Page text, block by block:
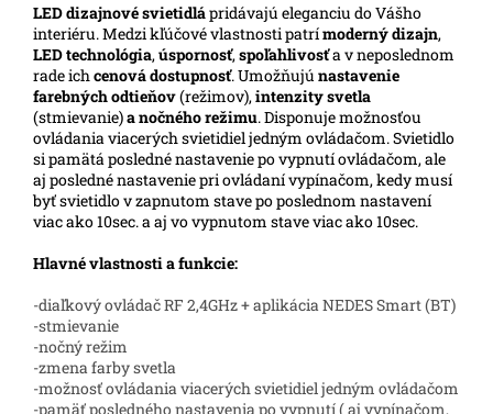
LEDdizajnové svietidlápridávajú eleganciu do Vášho
interiéru. Medzi kľúčové vlastnosti patrímoderný dizajn,
LED technológia,úspornosť,spoľahlivosťa v neposlednom
rade ichcenová dostupnosť. Umožňujú nastavenie
farebných odtieňov(režimov),intenzity svetla
(stmievanie)a nočného režimu. Disponuje možnosťou
ovládania viacerých svietidiel jedným ovládačom. Svietidlo
si pamätá posledné nastavenie po vypnutí ovládačom, ale
aj posledné nastavenie pri ovládaní vypínačom, kedy musí
byť svietidlo v zapnutom stave po poslednom nastavení
viac ako 10sec. a aj vo vypnutom stave viac ako 10sec.
Hlavné vlastnosti a funkcie:
-diaľkový ovládač RF 2,4GHz + aplikácia NEDES Smart (BT)
-stmievanie
-nočný režim
-zmena farby svetla
-možnosť ovládania viacerých svietidiel jedným ovládačom
-pamäť posledného nastavenia po vypnutí ( aj vypínačom,